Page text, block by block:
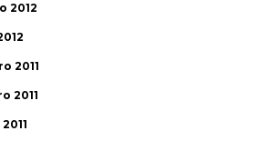
2012
2011
2011